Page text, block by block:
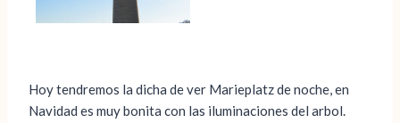
Hoy tendremos la dicha de ver Marieplatz de noche, en
Navidad es muy bonita con las iluminaciones del arbol.